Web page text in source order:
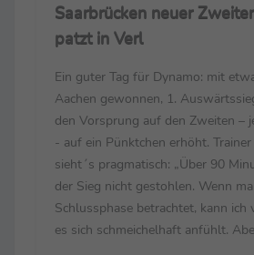
Saarbrücken neuer
patzt in Verl
Ein guter Tag für Dynamo: mit
Aachen gewonnen, 1.
den Vorsprung auf den Zweiten –
- auf ein Pünktchen erhöht.
sieht´s pragmatisch: „Über 90
der Sieg nicht gestohlen. Wenn
Schlussphase betrachtet, kann ich
es sich schmeichelhaft anfühlt.